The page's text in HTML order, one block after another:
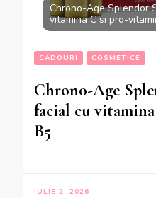
Chrono-Age Splendor
vitamina C si pro-
CADOURI COSMETICE
Chrono-Age
facial cu
B5
IULIE 2, 2026